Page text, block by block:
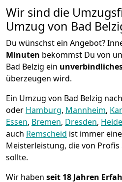
Wir sind die
Umzug von Bad
Du wünschst ein Angebot?
Minuten bekommst Du von
Bad Belzig ein
überzeugen wird.
Ein Umzug von Bad Belzig
oder Hamburg, Mannheim,
Essen, Bremen, Dresden,
auch Remscheid ist immer
Meisterleistung, die von
sollte.
Wir haben seit 18 Jahren